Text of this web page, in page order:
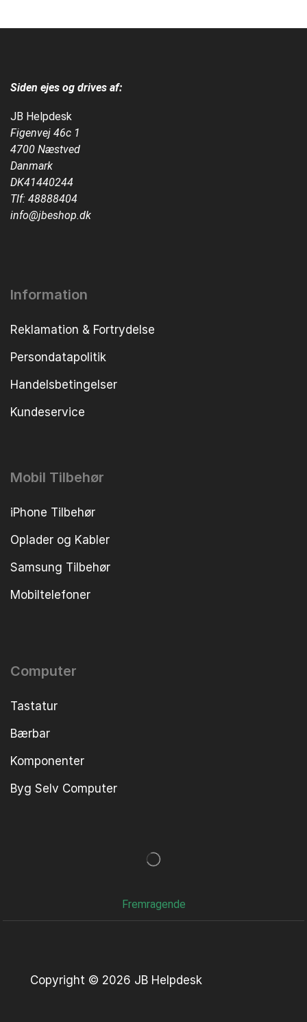
Siden ejes og drives af:
JB Helpdesk
Figenvej 46c 1
4700 Næstved
Danmark
DK41440244
Tlf: 48888404
info@jbeshop.dk
Information
Reklamation & Fortrydelse
Persondatapolitik
Handelsbetingelser
Kundeservice
Mobil Tilbehør
iPhone Tilbehør
Oplader og Kabler
Samsung Tilbehør
Mobiltelefoner
Computer
Tastatur
Bærbar
Komponenter
Byg Selv Computer
Fremragende
Copyright © 2026 JB Helpdesk